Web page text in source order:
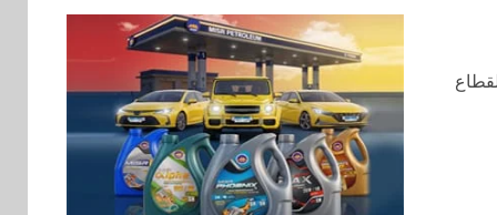
8
هواوي: هاتف nova 15
Max بطارية ضخمة
وتصميم متين جهازًا
مثاليًا للشباب
9
اقتصاد
إي اف چي فاينانس
تستعرض خطط نمو